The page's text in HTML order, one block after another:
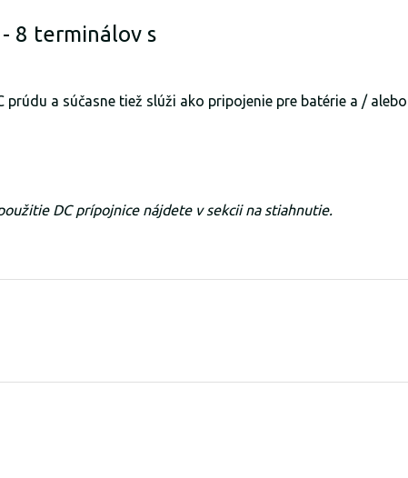
8 terminálov s
a súčasne tiež slúži ako pripojenie pre batérie a /
DC prípojnice nájdete v sekcii na stiahnutie.